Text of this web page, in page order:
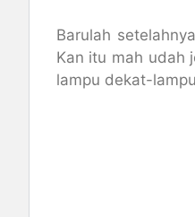
Barulah
Kan itu mah udah
lampu dekat-